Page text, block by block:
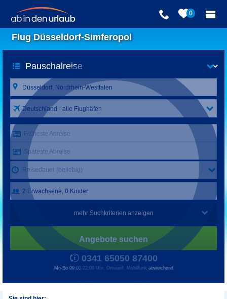
0
Flug Düsseldorf-Simferopol
Deutschland - alle Flughäfen
Früheste Anreise
Späteste Abreise
Reisedauer (beliebig)
mehr Suchkriterien anzeigen
Angebote suchen
0341 65050 87400
Mo-So 09:00-22:00 Uhr, Ortstarif, Mobilfunk abweichend